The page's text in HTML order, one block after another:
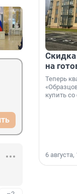
на
Теперь
купить
6 августа,